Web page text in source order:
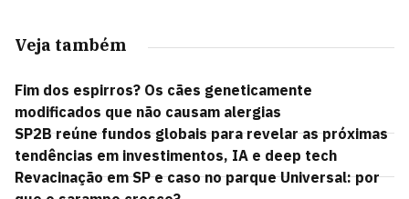
Veja também
Fim dos espirros? Os cães geneticamente
modificados que não causam alergias
SP2B reúne fundos globais para revelar as próximas
tendências em investimentos, IA e deep tech
Revacinação em SP e caso no parque Universal: por